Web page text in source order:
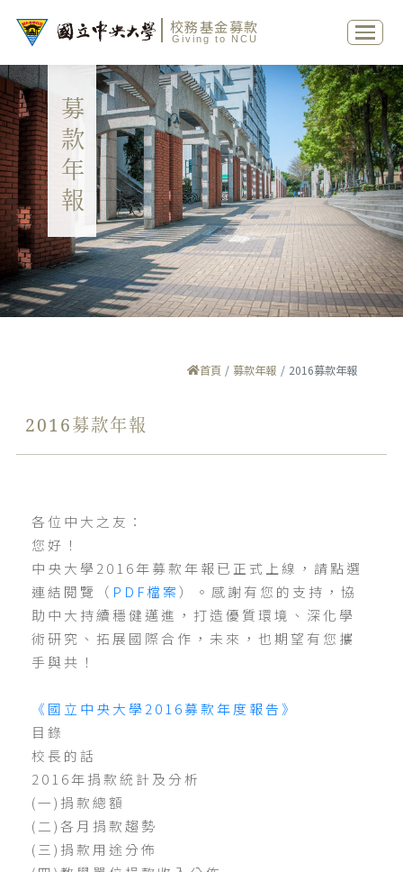
校務基金募款
Giving to NCU
募款年報
首頁 募款年報 2016募款年報
2016募款年報
各位中大之友：
您好！
中央大學2016年募款年報已正式上線，請點選
連結閱覽（ PDF檔案）。感謝有您的支持，協
助中大持續穩健邁進，打造優質環境、深化學
術研究、拓展國際合作，未來，也期望有您攜
手與共！
《國立中央大學2016募款年度報告》
目錄
校長的話
2016年捐款統計及分析
(一)捐款總額
(二)各月捐款趨勢
(三)捐款用途分佈